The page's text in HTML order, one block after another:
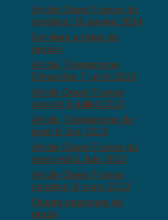
Article Ouest France du
vendredi 10 janvier 2014
Derniers articles de
presse
Article Télégramme
Dimanche 7 juillet 2013
Article Ouest France
samedi 6 juillet 2013
Article Télégramme du
jeudi 6 Juin 2013
Article Ouest France du
mercredi 5 Juin 2013
Article Ouest France
vendredi 8 mars 2013
Quatre passages de
grade